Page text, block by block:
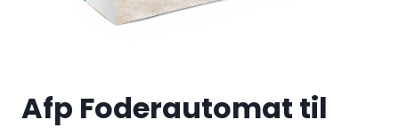
Afp Foderautomat til